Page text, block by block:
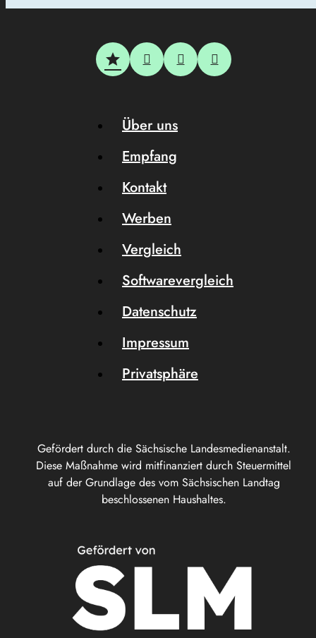
Gefördert durch die Sächsische Landesmedienanstalt.
Diese Maßnahme wird mitfinanziert durch Steuermittel
auf der Grundlage des vom Sächsischen Landtag
beschlossenen Haushaltes.
Über uns
Empfang
Kontakt
Werben
Vergleich
Softwarevergleich
Datenschutz
Impressum
Privatsphäre